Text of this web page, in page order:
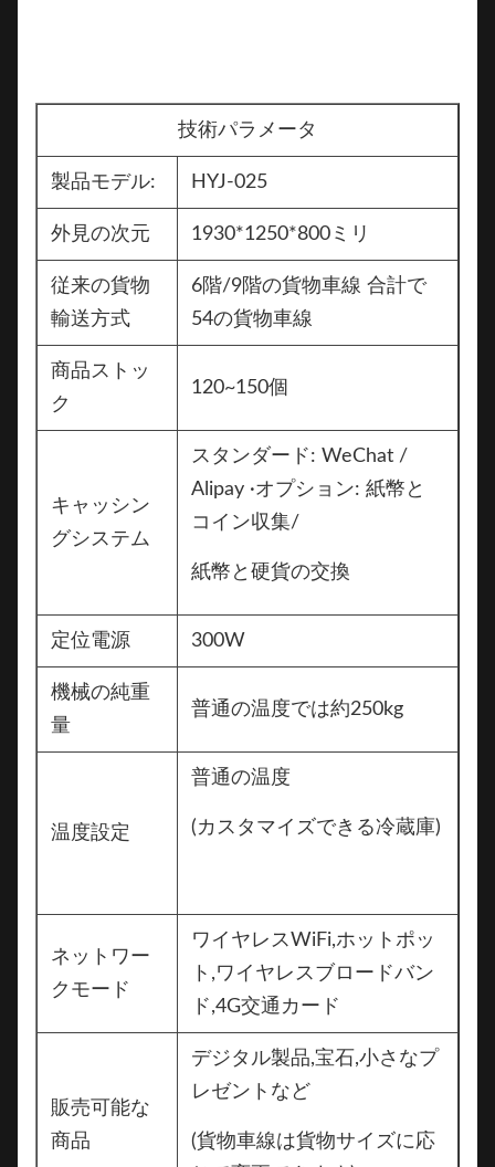
技術パラメータ
製品モデル: HYJ-025
外見の次元 1930*1250*800ミリ
従来の貨物
輸送方式
6階/9階の貨物車線 合計で
54の貨物車線
商品ストッ
ク
120~150個
キャッシン
グシステム
スタンダード: WeChat /
Alipay ·オプション: 紙幣と
コイン収集/
紙幣と硬貨の交換
定位電源 300W
機械の純重
量
普通の温度では約250kg
温度設定
普通の温度
(カスタマイズできる冷蔵庫)
ネットワー
クモード
ワイヤレスWiFi,ホットポッ
ト,ワイヤレスブロードバン
ド,4G交通カード
販売可能な
商品
デジタル製品,宝石,小さなプ
レゼントなど
(貨物車線は貨物サイズに応